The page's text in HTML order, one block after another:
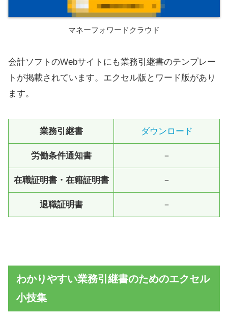
マネーフォワードクラウド
会計ソフトのWebサイトにも業務引継書のテンプレー
トが掲載されています。エクセル版とワード版があり
ます。
業務引継書 ダウンロード
労働条件通知書 －
在職証明書・在籍証明書 －
退職証明書 －
わかりやすい業務引継書のためのエクセル
小技集